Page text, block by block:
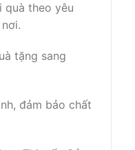
quà theo yêu
tặng sang
đảm bảo chất